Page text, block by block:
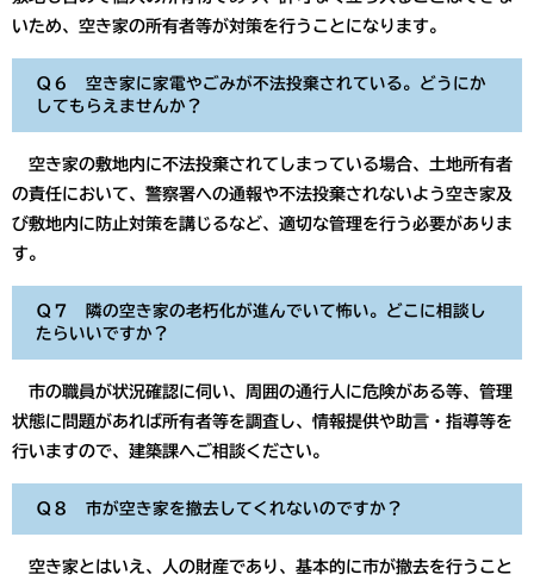
いため、空き家の所有者等が対策を行うことになります。
Ｑ６ 空き家に家電やごみが不法投棄されている。どうにか
してもらえませんか？
空き家の敷地内に不法投棄されてしまっている場合、土地所有者
の責任において、警察署への通報や不法投棄されないよう空き家及
び敷地内に防止対策を講じるなど、適切な管理を行う必要がありま
す。
Ｑ７ 隣の空き家の老朽化が進んでいて怖い。どこに相談し
たらいいですか？
市の職員が状況確認に伺い、周囲の通行人に危険がある等、管理
状態に問題があれば所有者等を調査し、情報提供や助言・指導等を
行いますので、建築課へご相談ください。
Ｑ８ 市が空き家を撤去してくれないのですか？
空き家とはいえ、人の財産であり、基本的に市が撤去を行うこと